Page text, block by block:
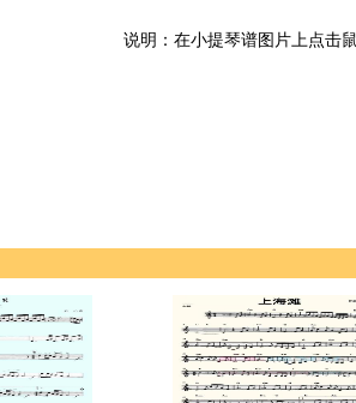
说明：在小提琴谱图片上点击